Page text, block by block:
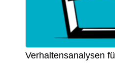
Verhaltensanalysen